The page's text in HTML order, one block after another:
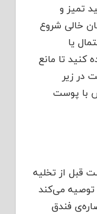
تمیز و
خالی شروع
یا
تا مانع
در زیر
با پوست
قبل از تخلیه
توصیه می‌کند
فندق